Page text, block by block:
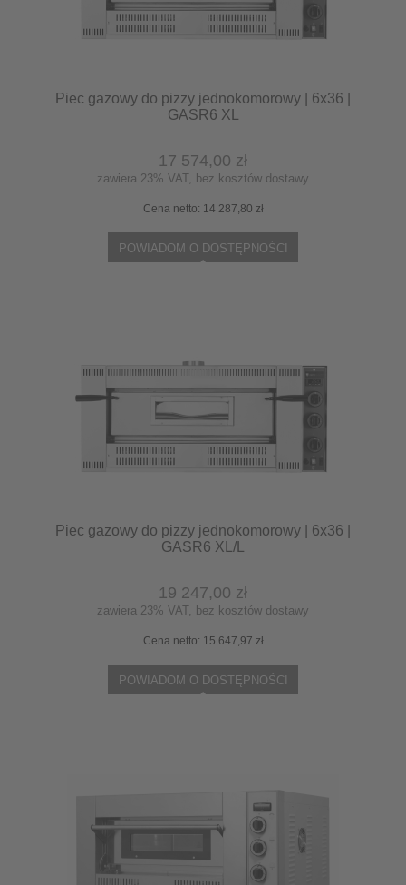
Piec gazowy do pizzy jednokomorowy | 6x36 |
GASR6 XL
17 574,00 zł
zawiera 23% VAT, bez kosztów dostawy
Cena netto: 14 287,80 zł
POWIADOM O DOSTĘPNOŚCI
Piec gazowy do pizzy jednokomorowy | 6x36 |
GASR6 XL/L
19 247,00 zł
zawiera 23% VAT, bez kosztów dostawy
Cena netto: 15 647,97 zł
POWIADOM O DOSTĘPNOŚCI